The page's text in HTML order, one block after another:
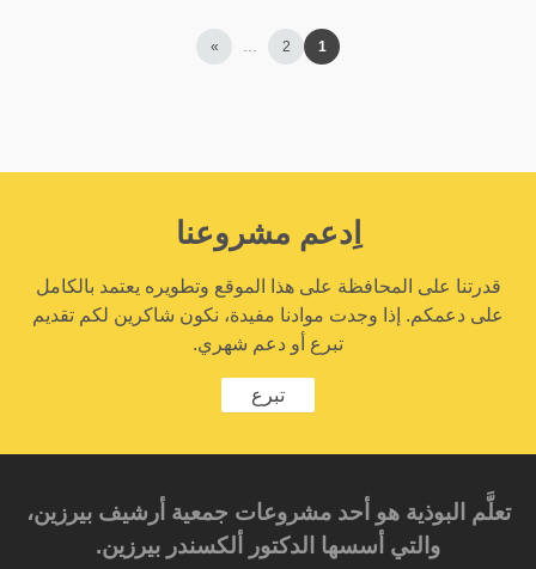
1
2
…
»
اِدعم مشروعنا
قدرتنا على المحافظة على هذا الموقع وتطويره يعتمد بالكامل
على دعمكم. إذا وجدت موادنا مفيدة، نكون شاكرين لكم تقديم
تبرع أو دعم شهري.
تبرع
تعلَّم البوذية هو أحد مشروعات جمعية أرشيف بيرزين،
والتي أسسها الدكتور ألكسندر بيرزين.‎‎